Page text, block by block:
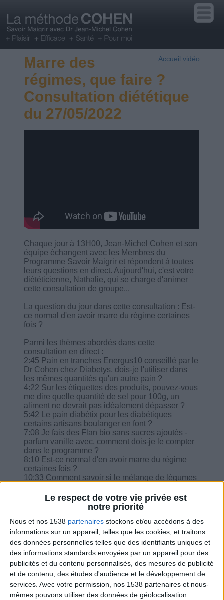
Le respect de votre vie privée est
notre priorité
Nous et nos 1538 partenaires stockons et/ou accédons à des
informations sur un appareil, telles que les cookies, et traitons
des données personnelles telles que des identifiants uniques et
des informations standards envoyées par un appareil pour des
publicités et du contenu personnalisés, des mesures de publicité
et de contenu, des études d'audience et le développement de
services. Avec votre permission, nos 1538 partenaires et nous-
mêmes pouvons utiliser des données de géolocalisation
Accueil vidéo
Marre des
régimes, que faire ?
Consultation diététique
du 27/05/2022
Chaque jour à 13H00, Jean-Michel Cohen et son
équipe échangent avec les Membres du
Programme Savoir Maigrir et répondent à toutes
leurs questions en direct. Aujourd'hui, c'est votre
diététicienne, Nathalie, qui se charge d'animer
cette consultation de groupe...
La question du jour dans cette consultation : Est-
ce normal d'en avoir marre du régime certaines
fois ?
Parmi les thèmes abordés dans cette
consultation en direct :
2:45 Pain en tranches Energus10 conseillé par le
Dr Cohen chez Diabetys, dois-je l'utiliser dans
les mêmes quantités qu'un autre pain ?
4:22 Sur les étiquettes des produits, pouvez-vous
me dire quelle quantité de sel pour 100g, un
aliment ne devrait pas idéalement dépasser ?
5:42 Le pain diabétix pour les diabétiques
certains artisans boulanger en font ?
7:08 Je fais des Flan bio sans sucres ajoutés -
parfum vanille avec, comment dois-je le compter
dans le programme ?
8:10 Est-ce normal d'en avoir marre du régime
certaines fois ?
10:33 Comment savoir si le mélange de légumes
pensez-vous de la chicorée en boisson ?
12:32 Un yaourt au soja est-il identique à un
13:00 Je me lasse des menus rapides, puis-je
changer et demander les menus où l'on cuisine
un peu plus ?
14:16 Si je transforme mes légumes et féculents
en purée pour en faire des gratins avec la viande
ou poisson, est-ce que je compte le même
équivalent que les éléments séparés ?